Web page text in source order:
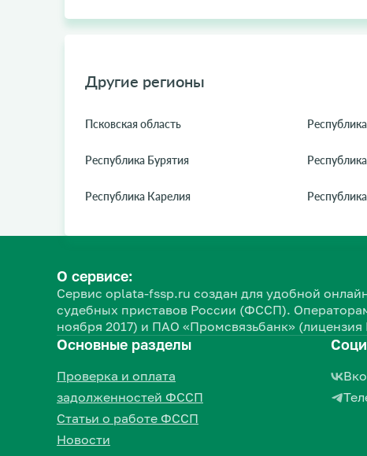
Другие регионы
Псковская область
Республика Бурятия
Республика Карелия
О сервисе:
Сервис oplata-fssp.ru создан для удобной
судебных приставов России (ФССП).
ноября 2017) и ПАО «Промсвязьбанк»
Основные разделы
Проверка и оплата
задолженностей ФССП
Статьи о работе ФССП
Новости